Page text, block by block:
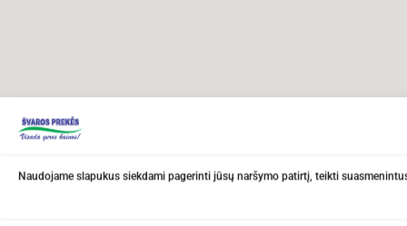
Naudojame slapukus siekdami pagerinti jūsų naršymo patirtį, teikti